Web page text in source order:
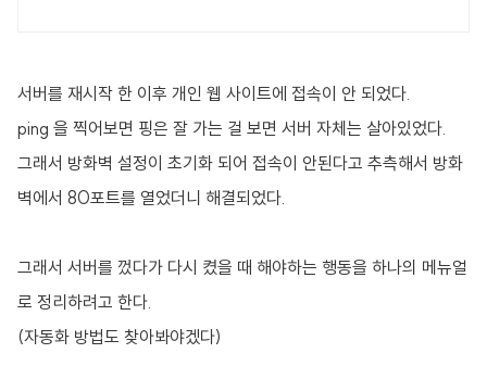
서버를 재시작 한 이후 개인 웹 사이트에 접속이 안 되었다.
ping 을 찍어보면 핑은 잘 가는 걸 보면 서버 자체는 살아있었다.
그래서 방화벽 설정이 초기화 되어 접속이 안된다고 추측해서 방화
벽에서 80포트를 열었더니 해결되었다.
그래서 서버를 껐다가 다시 켰을 때 해야하는 행동을 하나의 메뉴얼
로 정리하려고 한다.
(자동화 방법도 찾아봐야겠다)